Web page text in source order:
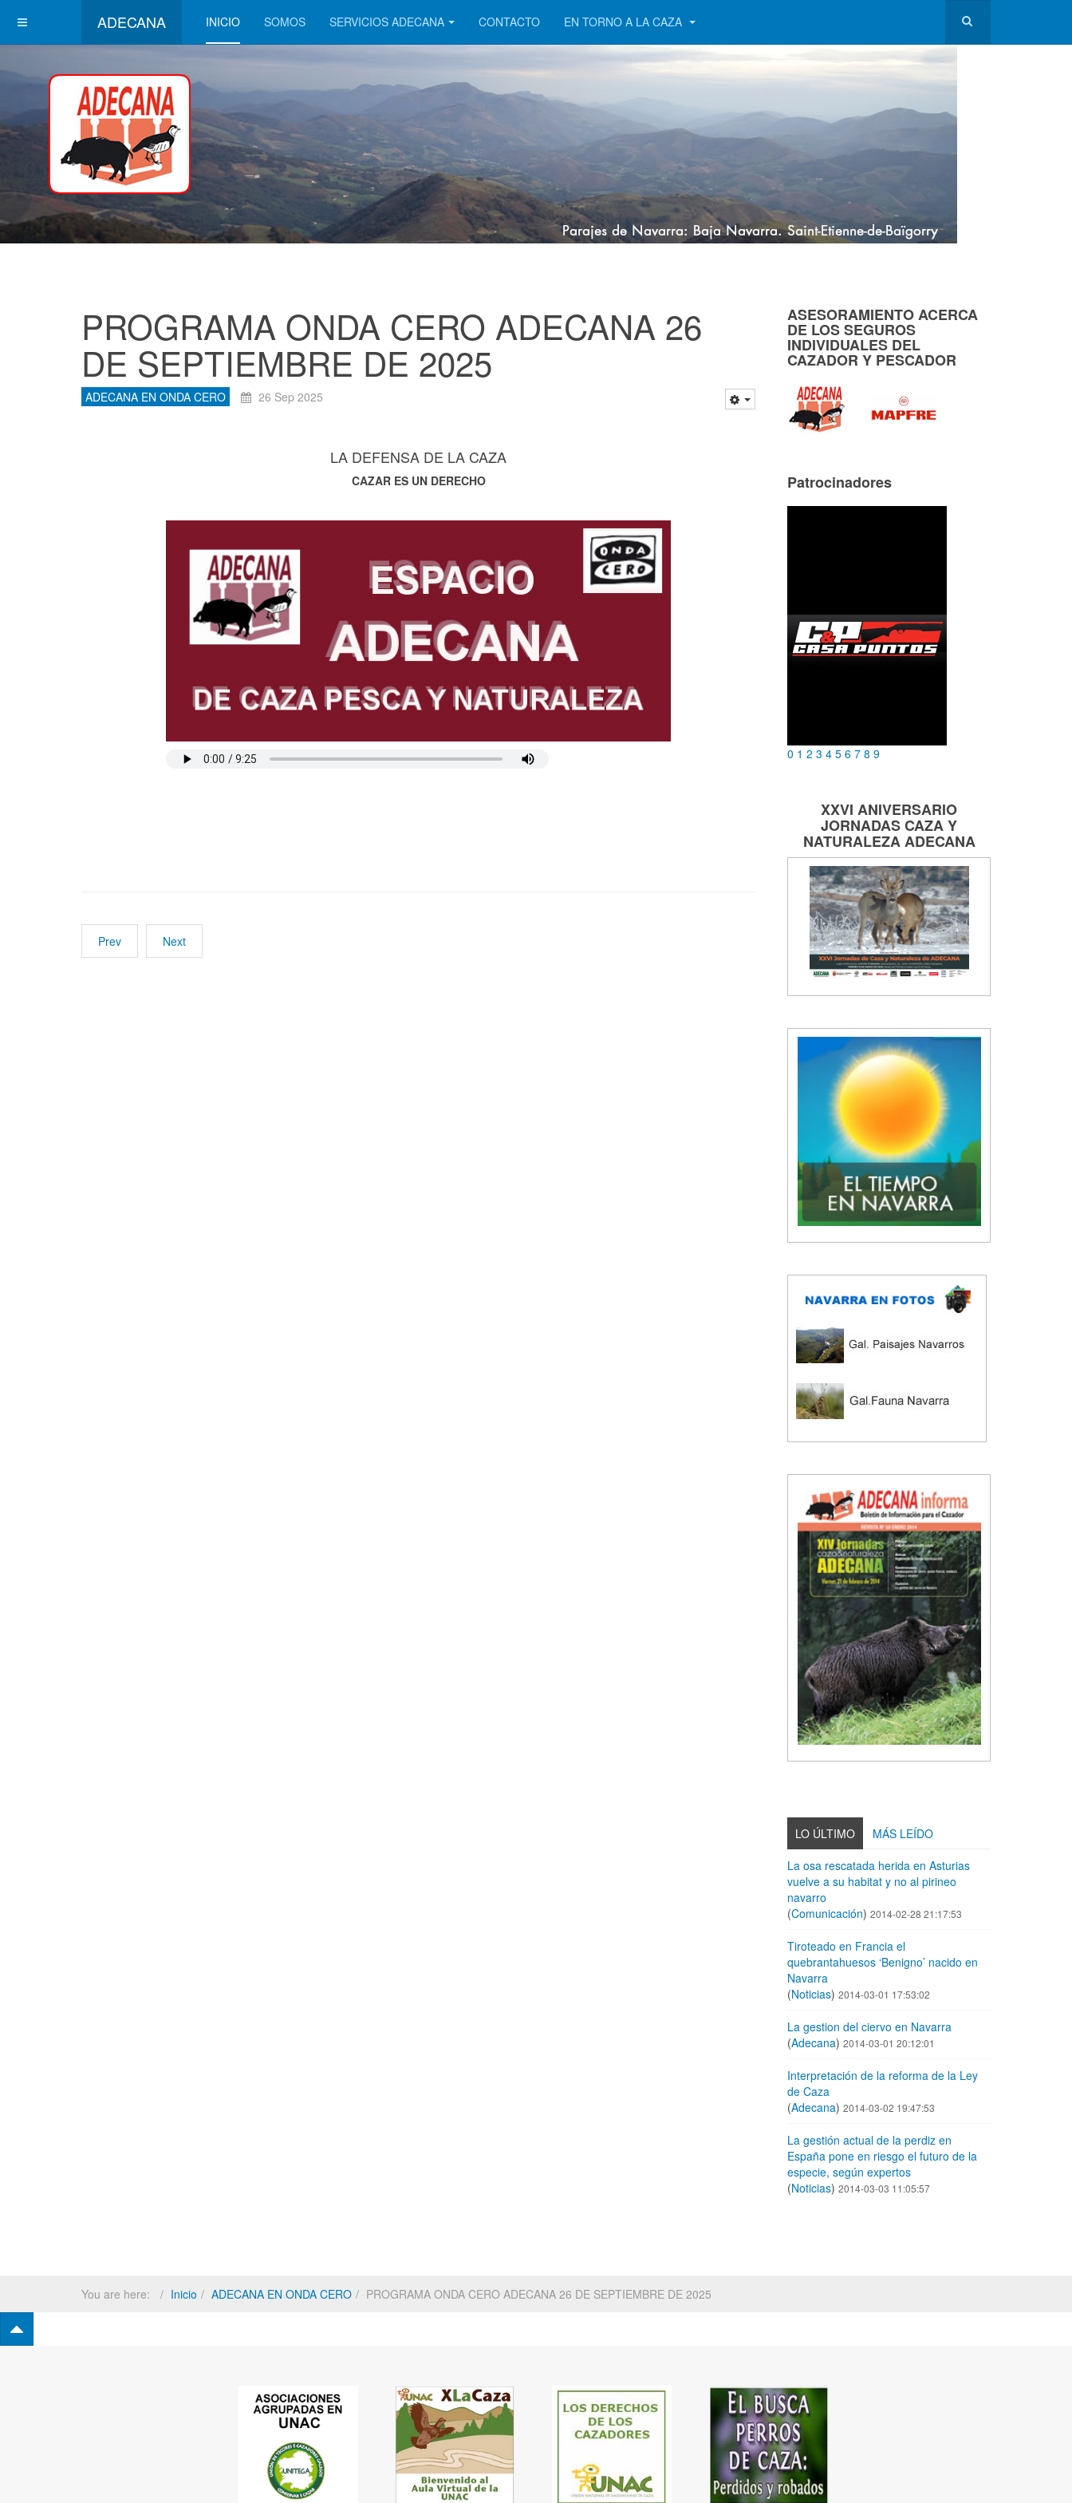
ADECANA INICIO SOMOS SERVICIOS ADECANA CONTACTO EN TORNO A LA CAZA
PROGRAMA ONDA CERO ADECANA 26
DE SEPTIEMBRE DE 2025
ADECANA EN ONDA CERO 26 Sep 2025
LA DEFENSA DE LA CAZA
CAZAR ES UN DERECHO
Prev Next
ASESORAMIENTO ACERCA
DE LOS SEGUROS
INDIVIDUALES DEL
CAZADOR Y PESCADOR
Patrocinadores
0 1 2 3 4 5 6 7 8 9
XXVI ANIVERSARIO
JORNADASCAZA Y
NATURALEZAADECANA
LO ÚLTIMO
MÁS LEÍDO
La osa rescatada herida en Asturias
vuelve a su habitat y no al pirineo
navarro
(Comunicación) 2014-02-28 21:17:53
Tiroteado en Francia el
quebrantahuesos ‘Benigno’ nacido en
Navarra
(Noticias) 2014-03-01 17:53:02
La gestion del ciervo en Navarra
(Adecana) 2014-03-01 20:12:01
Interpretación de la reforma de la Ley
de Caza
(Adecana) 2014-03-02 19:47:53
La gestión actual de la perdiz en
España pone en riesgo el futuro de la
especie, según expertos
(Noticias) 2014-03-03 11:05:57
You are here: Inicio ADECANA EN ONDA CERO PROGRAMA ONDA CERO ADECANA 26 DE SEPTIEMBRE DE 2025